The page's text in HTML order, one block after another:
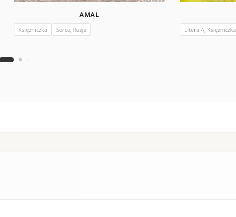
AMAL
Księżniczka Serce, Iluzja Litera A, Księżniczka